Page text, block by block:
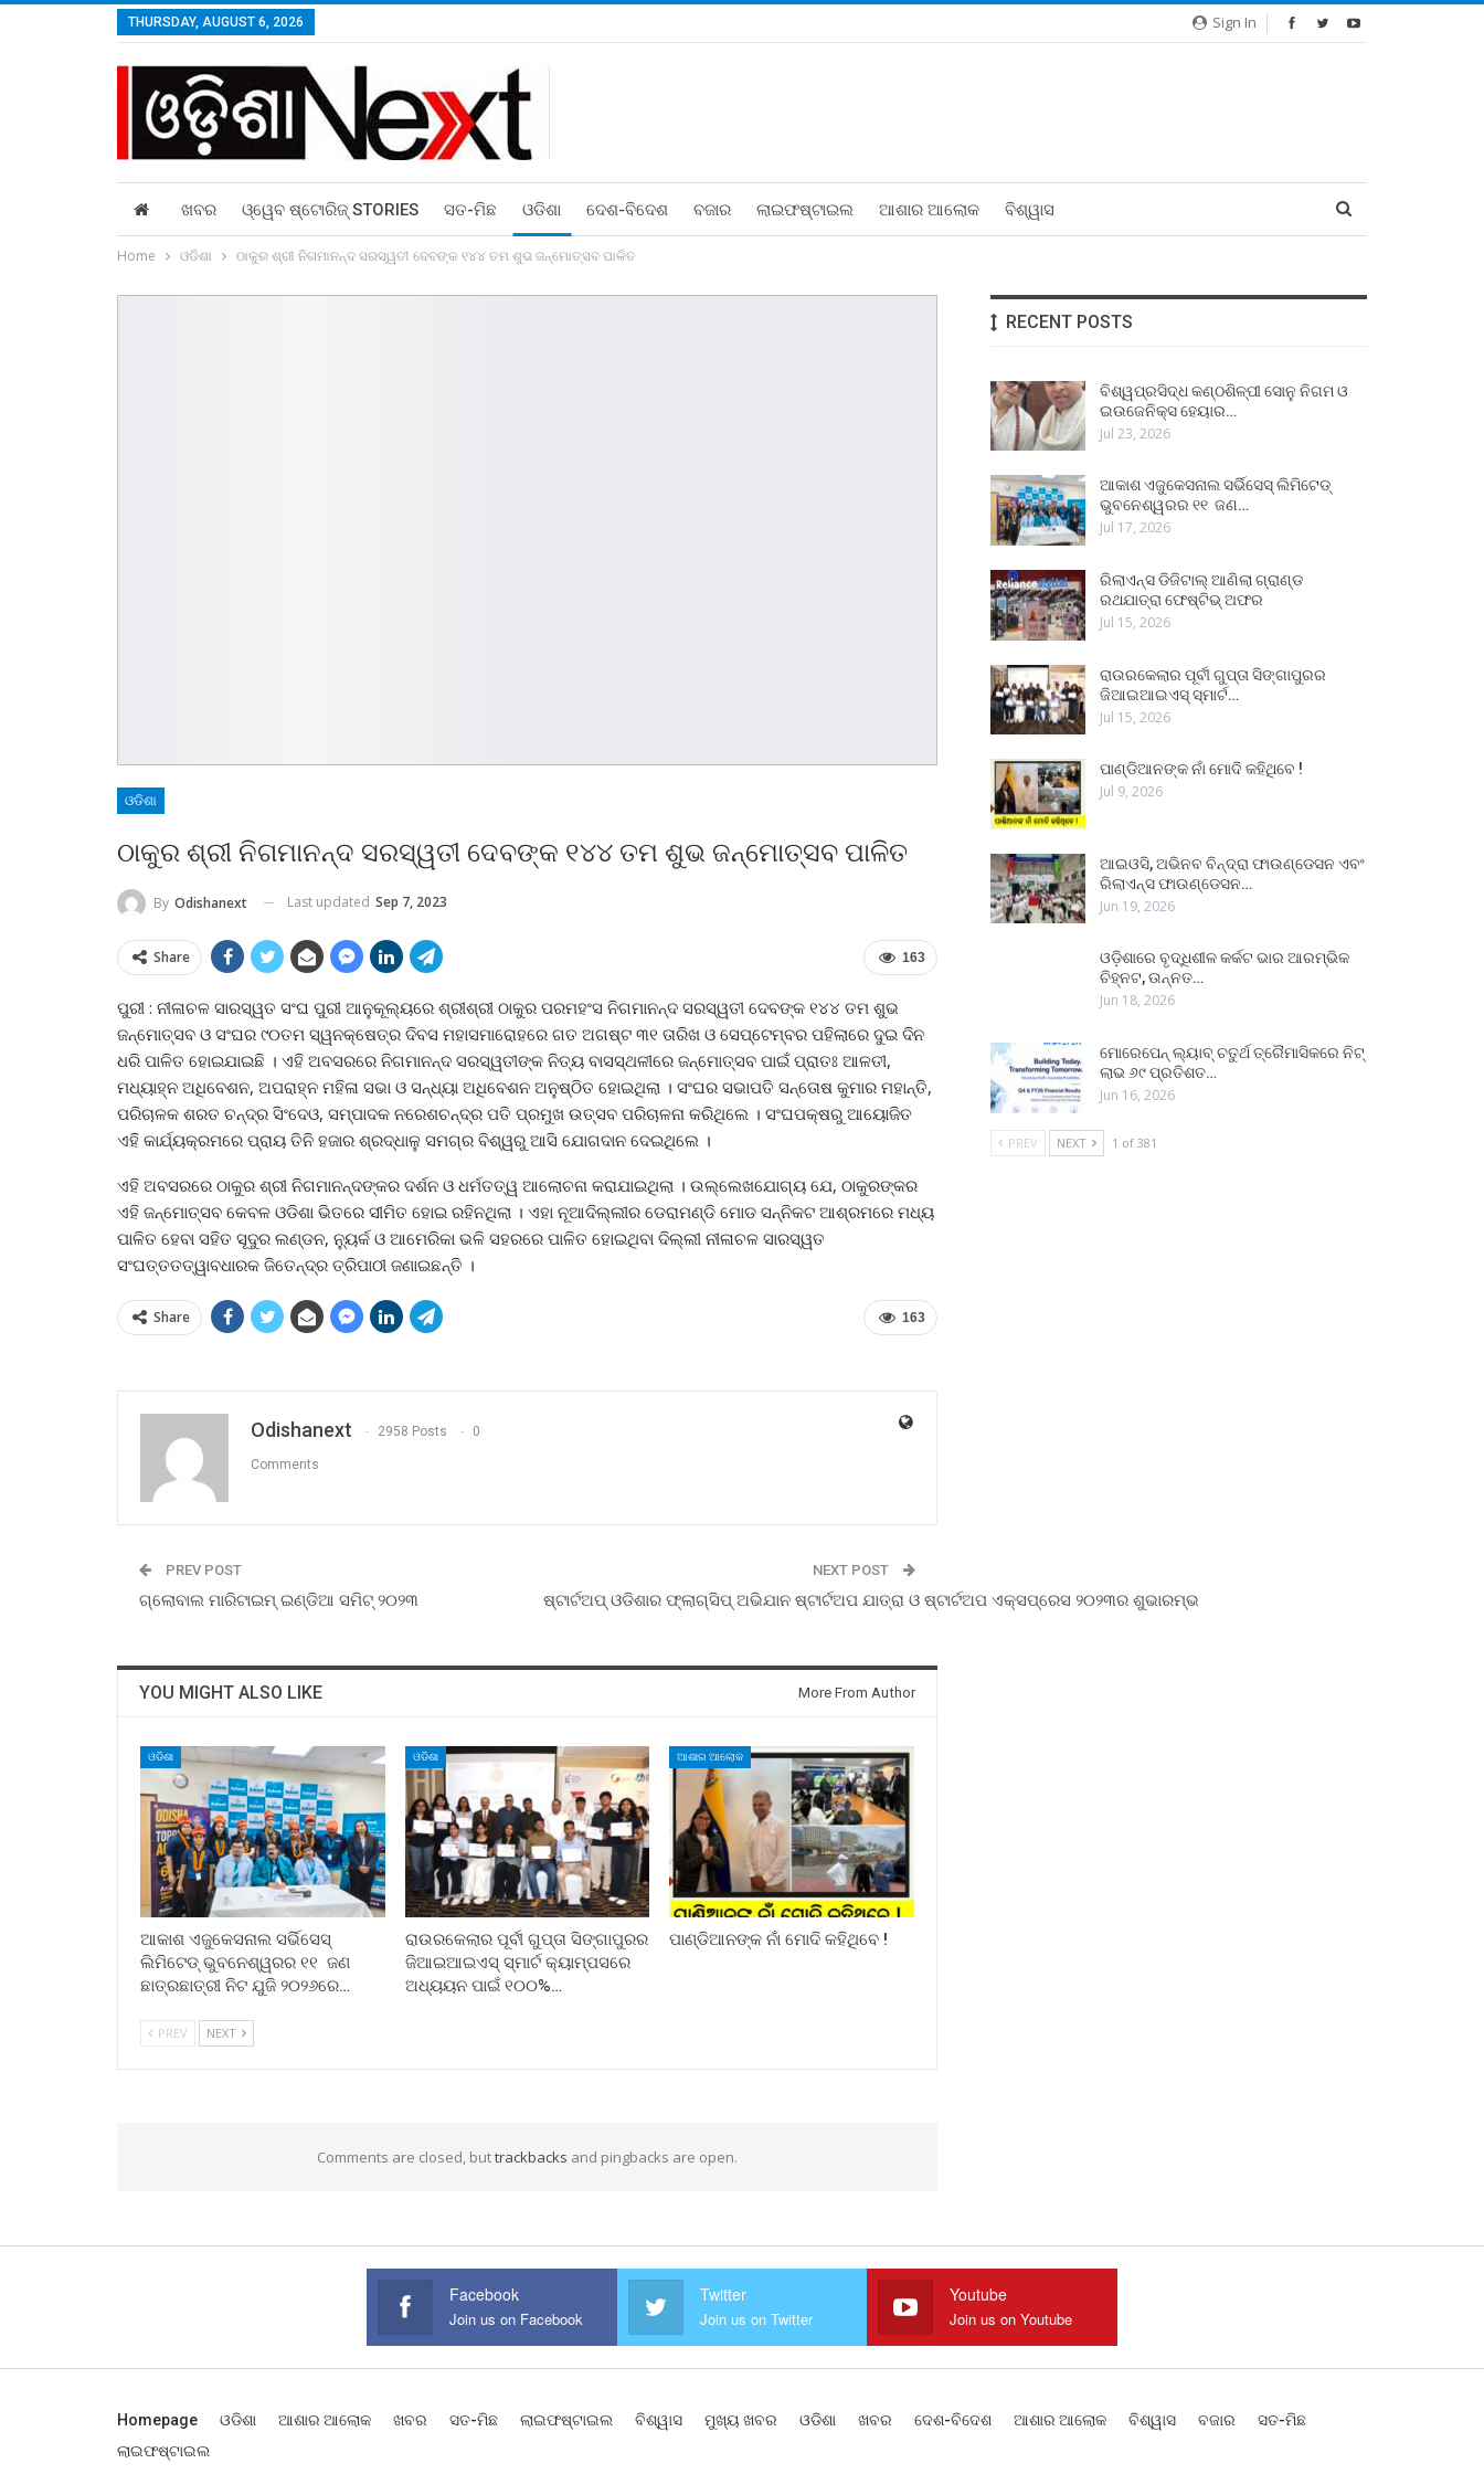
Sign In
THURSDAY, AUGUST 6, 2026
ଖବର ଓ୍ୱେବ ଷ୍ଟୋରିଜ୍‌ STORIES ସତ-ମିଛ ଓଡିଶା ଦେଶ-ବିଦେଶ ବଜାର ଲାଇଫଷ୍ଟାଇଲ ଆଶାର ଆଲୋକ ବିଶ୍ୱାସ
Home ଓଡିଶା ଠାକୁର ଶ୍ରୀ ନିଗମାନନ୍ଦ ସରସ୍ୱତୀ ଦେବଙ୍କ ୧୪୪ ତମ ଶୁଭ ଜନ୍ମୋତ୍ସବ ପାଳିତ
ଓଡିଶା
ଠାକୁର ଶ୍ରୀ ନିଗମାନନ୍ଦ ସରସ୍ୱତୀ ଦେବଙ୍କ ୧୪୪ ତମ ଶୁଭ ଜନ୍ମୋତ୍ସବ ପାଳିତ
By Odishanext Last updated Sep 7, 2023
163
Share
ପୁରୀ : ନୀଳାଚଳ ସାରସ୍ୱତ ସଂଘ ପୁରୀ ଆନୁକୂଲ୍ୟରେ ଶ୍ରୀଶ୍ରୀ ଠାକୁର ପରମହଂସ ନିଗମାନନ୍ଦ ସରସ୍ୱତୀ ଦେବଙ୍କ ୧୪୪ ତମ ଶୁଭ
ଜନ୍ମୋତ୍ସବ ଓ ସଂଘର ୯୦ତମ ସ୍ୱନକ୍ଷେତ୍ର ଦିବସ ମହାସମାରୋହରେ ଗତ ଅଗଷ୍ଟ ୩୧ ତାରିଖ ଓ ସେପ୍ଟେମ୍ବର ପହିଲାରେ ଦୁଇ ଦିନ
ଧରି ପାଳିତ ହୋଇଯାଇଛି । ଏହି ଅବସରରେ ନିଗମାନନ୍ଦ ସରସ୍ୱତୀଙ୍କ ନିତ୍ୟ ବାସସ୍ଥଳୀରେ ଜନ୍ମୋତ୍ସବ ପାଇଁ ପ୍ରାତଃ ଆଳତୀ,
ମଧ୍ୟାହ୍ନ ଅଧିବେଶନ, ଅପରାହ୍ନ ମହିଳା ସଭା ଓ ସନ୍ଧ୍ୟା ଅଧିବେଶନ ଅନୁଷ୍ଠିତ ହୋଇଥିଲା । ସଂଘର ସଭାପତି ସନ୍ତୋଷ କୁମାର ମହାନ୍ତି,
ପରିଚାଳକ ଶରତ ଚନ୍ଦ୍ର ସିଂଦେଓ, ସମ୍ପାଦକ ନରେଶଚନ୍ଦ୍ର ପତି ପ୍ରମୁଖ ଉତ୍ସବ ପରିଚାଳନା କରିଥିଲେ । ସଂଘପକ୍ଷରୁ ଆୟୋଜିତ
ଏହି କାର୍ଯ୍ୟକ୍ରମରେ ପ୍ରାୟ ତିନି ହଜାର ଶ୍ରଦ୍ଧାଳୁ ସମଗ୍ର ବିଶ୍ୱରୁ ଆସି ଯୋଗଦାନ ଦେଇଥିଲେ ।
ଏହି ଅବସରରେ ଠାକୁର ଶ୍ରୀ ନିଗମାନନ୍ଦଙ୍କର ଦର୍ଶନ ଓ ଧର୍ମତତ୍ୱ ଆଲୋଚନା କରାଯାଇଥିଲା । ଉଲ୍ଲେଖଯୋଗ୍ୟ ଯେ, ଠାକୁରଙ୍କର
ଏହି ଜନ୍ମୋତ୍ସବ କେବଳ ଓଡିଶା ଭିତରେ ସୀମିତ ହୋଇ ରହିନଥିଲା । ଏହା ନୂଆଦିଲ୍ଲୀର ଡେରାମଣ୍ଡି ମୋଡ ସନ୍ନିକଟ ଆଶ୍ରମରେ ମଧ୍ୟ
ପାଳିତ ହେବା ସହିତ ସୂଦୁର ଲଣ୍ଡନ, ନ୍ୟୁର୍କ ଓ ଆମେରିକା ଭଳି ସହରରେ ପାଳିତ ହୋଇଥିବା ଦିଲ୍ଲୀ ନୀଳାଚଳ ସାରସ୍ୱତ
ସଂଘତ୍ତତତ୍ୱାବଧାରକ ଜିତେନ୍ଦ୍ର ତ୍ରିପାଠୀ ଜଣାଇଛନ୍ତି ।
163
Share
Odishanext 2958 Posts 0
Comments
PREV POST
ଗ୍ଲୋବାଲ ମାରିଟାଇମ୍ ଇଣ୍ଡିଆ ସମିଟ୍ ୨୦୨୩
NEXT POST
ଷ୍ଟାର୍ଟଅପ୍ ଓଡିଶାର ଫ୍ଲାଗ୍‌ସିପ୍ ଅଭିଯାନ ଷ୍ଟାର୍ଟଅପ ଯାତ୍ରା ଓ ଷ୍ଟାର୍ଟଅପ ଏକ୍ସପ୍ରେସ ୨୦୨୩ର ଶୁଭାରମ୍ଭ
YOU MIGHT ALSO LIKE More From Author
ଓଡିଶା
ଆକାଶ ଏଜୁକେସନାଲ ସର୍ଭିସେସ୍
ଲିମିଟେଡ୍ ଭୁବନେଶ୍ୱରର ୧୧ ଜଣ
ଛାତ୍ରଛାତ୍ରୀ ନିଟ ଯୁଜି ୨୦୨୬ରେ…
ଓଡିଶା
ରାଉରକେଲାର ପୂର୍ବୀ ଗୁପ୍ତା ସିଙ୍ଗାପୁରର
ଜିଆଇଆଇଏସ୍ ସ୍ମାର୍ଟ କ୍ୟାମ୍ପସରେ
ଅଧ୍ୟୟନ ପାଇଁ ୧୦୦%…
ଆଶାର ଆଲୋକ
ପାଣ୍ଡିଆନଙ୍କ ନାଁ ମୋଦି କହିଥିବେ !
PREV NEXT
Comments are closed, buttrackbacks and pingbacks are open.
RECENT POSTS
ବିଶ୍ୱପ୍ରସିଦ୍ଧ କଣ୍ଠଶିଳ୍ପୀ ସୋନୁ ନିଗମ ଓ
ଇଉଜେନିକ୍ସ ହେୟାର…
Jul 23, 2026
ଆକାଶ ଏଜୁକେସନାଲ ସର୍ଭିସେସ୍ ଲିମିଟେଡ୍
ଭୁବନେଶ୍ୱରର ୧୧ ଜଣ…
Jul 17, 2026
ରିଲାଏନ୍ସ ଡିଜିଟାଲ୍ ଆଣିଲା ଗ୍ରାଣ୍ଡ
ରଥଯାତ୍ରା ଫେଷ୍ଟିଭ୍ ଅଫର
Jul 15, 2026
ରାଉରକେଲାର ପୂର୍ବୀ ଗୁପ୍ତା ସିଙ୍ଗାପୁରର
ଜିଆଇଆଇଏସ୍ ସ୍ମାର୍ଟ…
Jul 15, 2026
ପାଣ୍ଡିଆନଙ୍କ ନାଁ ମୋଦି କହିଥିବେ !
Jul 9, 2026
ଆଇଓସି, ଅଭିନବ ବିନ୍ଦ୍ରା ଫାଉଣ୍ଡେସନ ଏବଂ
ରିଲାଏନ୍ସ ଫାଉଣ୍ଡେସନ…
Jun 19, 2026
ଓଡ଼ିଶାରେ ବୃଦ୍ଧିଶୀଳ କର୍କଟ ଭାର ଆରମ୍ଭିକ
ଚିହ୍ନଟ, ଉନ୍ନତ…
Jun 18, 2026
ମୋରେପେନ୍ ଲ୍ୟାବ୍ ଚତୁର୍ଥ ତ୍ରୈମାସିକରେ ନିଟ୍
ଲାଭ ୬୯ ପ୍ରତିଶତ…
Jun 16, 2026
PREV NEXT 1 of 381
Facebook
Join us on Facebook
Twitter
Join us on Twitter
Youtube
Join us on Youtube
Homepage ଓଡିଶା ଆଶାର ଆଲୋକ ଖବର ସତ-ମିଛ ଲାଇଫଷ୍ଟାଇଲ ବିଶ୍ୱାସ ମୁଖ୍ୟ ଖବର ଓଡିଶା ଖବର ଦେଶ-ବିଦେଶ ଆଶାର ଆଲୋକ ବିଶ୍ୱାସ ବଜାର
ସତ-ମିଛ
ଲାଇଫଷ୍ଟାଇଲ